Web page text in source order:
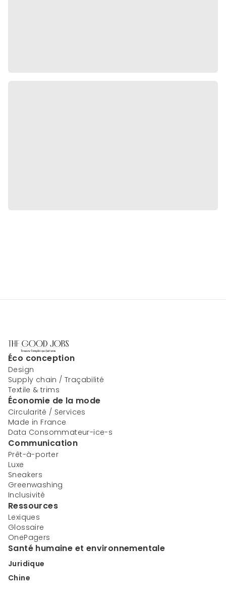
Éco conception
Design
Supply chain / Traçabilité
Textile & trims
Économie de la mode
Circularité / Services
Made in France
Data Consommateur-ice-s
Communication
Prêt-à-porter
Luxe
Sneakers
Greenwashing
Inclusivité
Ressources
Lexiques
Glossaire
OnePagers
Santé humaine et environnementale
Juridique
Chine